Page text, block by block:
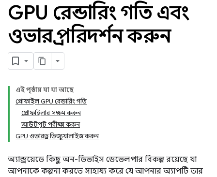
GPU রেন্ডারিং গতি এবং
ওভারড্র পরিদর্শন করুন
এই পৃষ্ঠায় যা যা আছে
প্রোফাইল GPU রেন্ডারিং গতি
প্রোফাইলার সক্ষম করুন
আউটপুট পরীক্ষা করুন
GPU ওভারড্র ভিজ্যুয়ালাইজ করুন
অ্যান্ড্রয়েডে কিছু অন-ডিভাইস ডেভেলপার বিকল্প রয়েছে যা
আপনাকে কল্পনা করতে সাহায্য করে যে আপনার অ্যাপটি তার